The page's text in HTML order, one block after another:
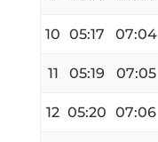
10 05:17 07:04
11 05:19 07:05
12 05:20 07:06